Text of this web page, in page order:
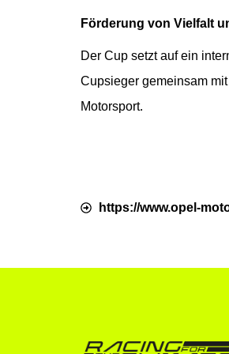
Förderung von Vielfalt
Der Cup setzt auf ein
Cupsieger gemeinsam
Motorsport.
https://www.opel-